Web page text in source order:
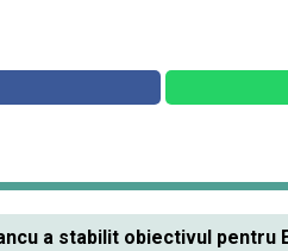
a stabilit obiectivul pentru